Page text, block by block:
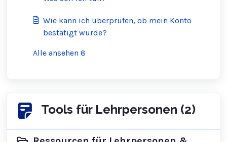
Wie kann ich überprüfen, ob mein Konto
bestätigt wurde?
Alle ansehen 8
Tools für Lehrpersonen (2)